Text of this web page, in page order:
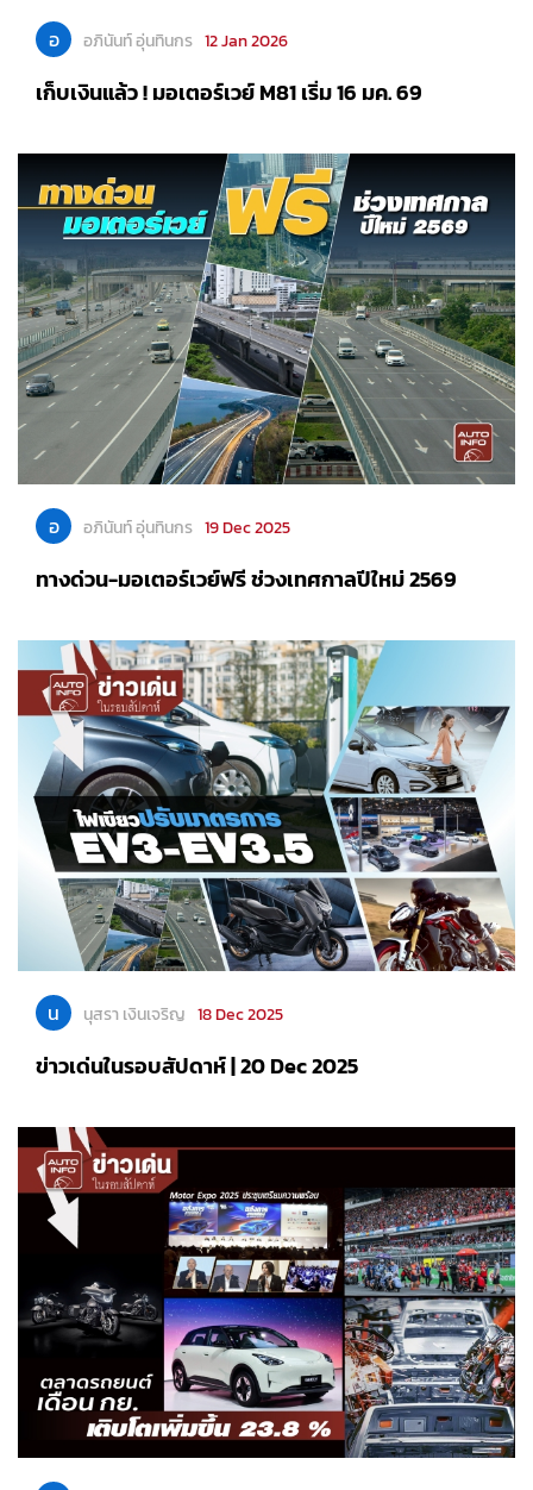
อ อภินันท์ อุ่นทินกร 12 Jan 2026
เก็บเงินแล้ว ! มอเตอร์เวย์ M81 เริ่ม 16 มค. 69
อ อภินันท์ อุ่นทินกร 19 Dec 2025
ทางด่วน-มอเตอร์เวย์ฟรี ช่วงเทศกาลปีใหม่ 2569
น นุสรา เงินเจริญ 18 Dec 2025
ข่าวเด่นในรอบสัปดาห์ | 20 Dec 2025